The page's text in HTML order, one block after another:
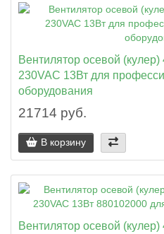
Вентилятор осевой
230VAC 13Вт для
оборудования
21714 руб.
В корзину
Вентилятор осевой